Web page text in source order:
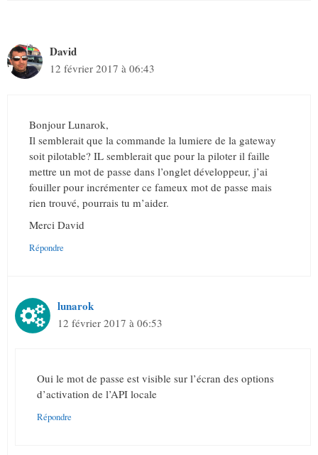
David
12 février 2017 à 06:43
Bonjour Lunarok,
Il semblerait que la commande la lumiere de la gateway
soit pilotable? IL semblerait que pour la piloter il faille
mettre un mot de passe dans l’onglet développeur, j’ai
fouiller pour incrémenter ce fameux mot de passe mais
rien trouvé, pourrais tu m’aider.
Merci David
Répondre
lunarok
12 février 2017 à 06:53
Oui le mot de passe est visible sur l’écran des options
d’activation de l’API locale
Répondre